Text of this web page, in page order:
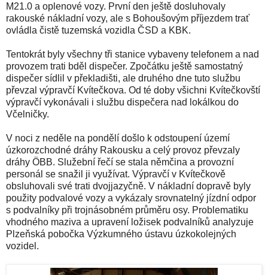
M21.0 a oplenové vozy. První den ještě dosluhovaly
rakouské nákladní vozy, ale s Bohoušovým příjezdem trať
ovládla čistě tuzemská vozidla ČSD a KBK.
Tentokrát byly všechny tři stanice vybaveny telefonem a nad
provozem trati bděl dispečer. Zpočátku ještě samostatný
dispečer sídlil v překladišti, ale druhého dne tuto službu
převzal výpravčí Kvítečkova. Od té doby všichni Kvítečkovští
výpravčí vykonávali i službu dispečera nad lokálkou do
Včelničky.
V noci z neděle na pondělí došlo k odstoupení území
úzkorozchodné dráhy Rakousku a celý provoz převzaly
dráhy ÖBB. Služební řečí se stala němčina a provozní
personál se snažil ji využívat. Výpravčí v Kvítečkově
obsluhovali své trati dvojjazyčně. V nákladní dopravě byly
použity podvalové vozy a vykázaly srovnatelný jízdní odpor
s podvalníky při trojnásobném průměru osy. Problematiku
vhodného maziva a upravení ložisek podvalníků analyzuje
Plzeňská pobočka Výzkumného ústavu úzkokolejných
vozidel.